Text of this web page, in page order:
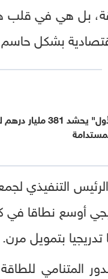
بل هي في قلب
بشكل
"أبوظبي الأول" يحشد 381
التنفيذي
أوسع نطاقا في
بتمويل مرن.
المتنامي